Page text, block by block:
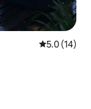
Calificación
5.0 (14)